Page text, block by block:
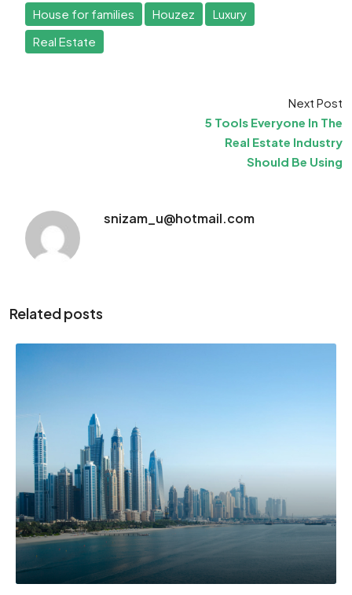
House for families
Houzez
Luxury
Real Estate
Next Post
5 Tools Everyone In The
Real Estate Industry
Should Be Using
snizam_u@hotmail.com
Related posts